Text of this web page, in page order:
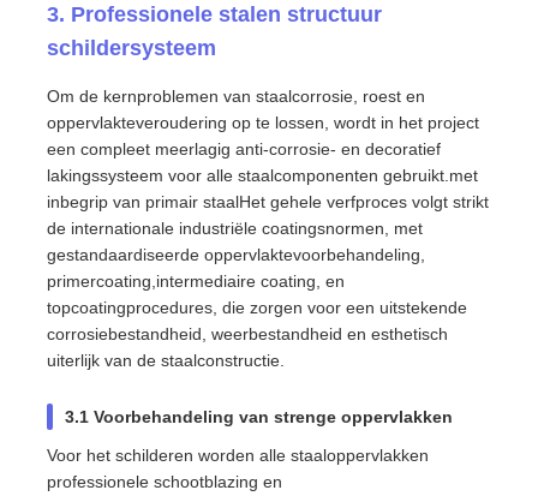
3. Professionele stalen structuur
schildersysteem
Om de kernproblemen van staalcorrosie, roest en
oppervlakteveroudering op te lossen, wordt in het project
een compleet meerlagig anti-corrosie- en decoratief
lakingssysteem voor alle staalcomponenten gebruikt.met
inbegrip van primair staalHet gehele verfproces volgt strikt
de internationale industriële coatingsnormen, met
gestandaardiseerde oppervlaktevoorbehandeling,
primercoating,intermediaire coating, en
topcoatingprocedures, die zorgen voor een uitstekende
corrosiebestandheid, weerbestandheid en esthetisch
uiterlijk van de staalconstructie.
3.1 Voorbehandeling van strenge oppervlakken
Voor het schilderen worden alle staaloppervlakken
professionele schootblazing en